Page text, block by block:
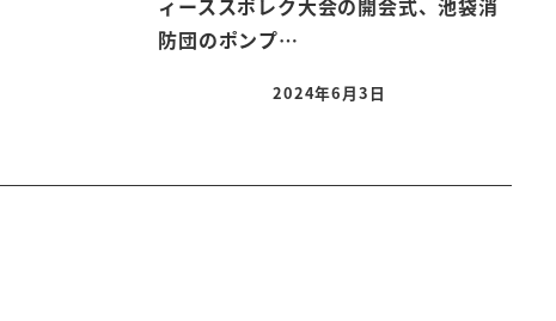
防団のポンプ…
投稿日
2024年6月3日